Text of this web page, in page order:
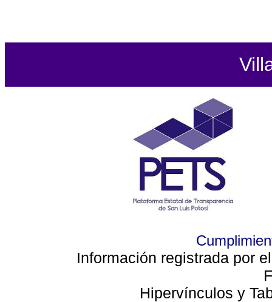
Información registrada por
Hipervínculos y